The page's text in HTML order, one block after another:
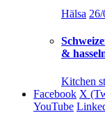
Hälsa
&
Kitchen
Facebook X
YouTube